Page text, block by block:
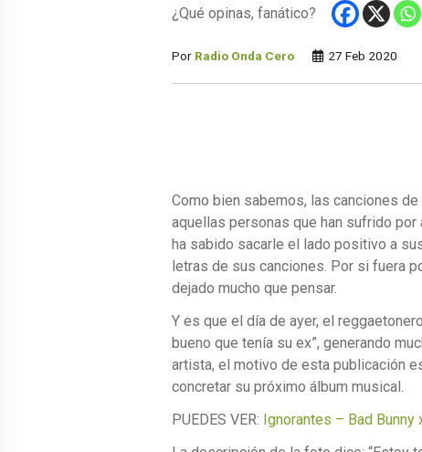
¿Qué opinas, fanático?
Por Radio Onda Cero 27 Feb 2020
Como bien sabemos, las canciones
aquellas personas que han sufrido
ha sabido sacarle el lado positivo a
letras de sus canciones. Por si fuera
dejado mucho que pensar.
Y es que el día de ayer, el
bueno que tenía su ex”, generando
artista, el motivo de esta publicación
concretar su próximo álbum musical.
PUEDES VER: Ignorantes – Bad Bunny